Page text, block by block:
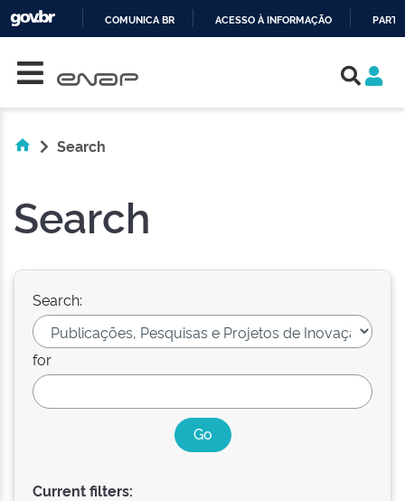
COMUNICA BR ACESSO À INFORMAÇÃO
Search
Search
Search:
for
Current filters: